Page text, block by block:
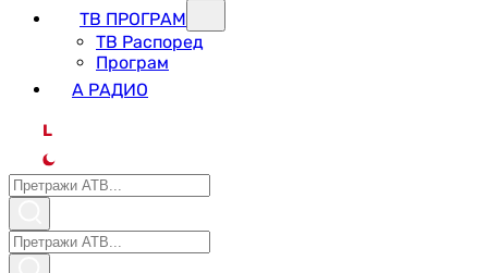
ТВ ПРОГРАМ
ТВ Распоред
Програм
А РАДИО
L